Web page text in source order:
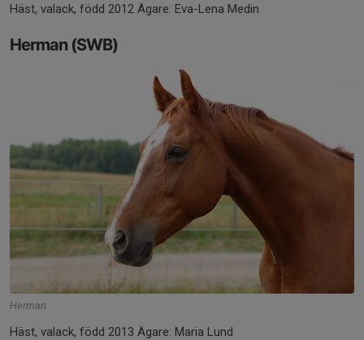
Häst, valack, född 2012 Ägare: Eva-Lena Medin
Herman (SWB)
Herman
Häst, valack, född 2013 Ägare: Maria Lund